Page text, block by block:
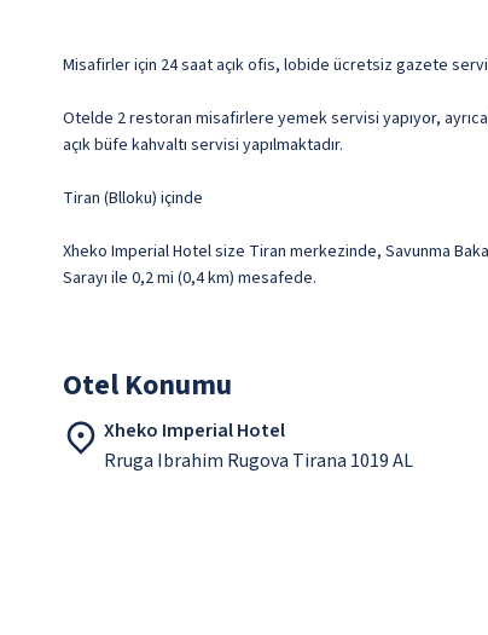
Misafirler için 24 saat açık ofis, lobide ücretsiz gazete
Otelde 2 restoran misafirlere yemek servisi yapıyor,
açık büfe kahvaltı servisi yapılmaktadır.
Tiran (Blloku) içinde
Xheko Imperial Hotel size Tiran merkezinde, Savunma
Sarayı ile 0,2 mi (0,4 km) mesafede.
Otel Konumu
Xheko Imperial Hotel
Rruga Ibrahim Rugova Tirana 1019 AL